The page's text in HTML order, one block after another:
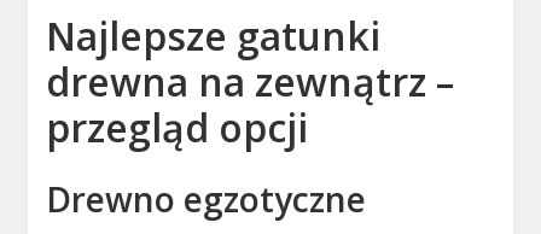
Najlepsze gatunki
drewna na zewnątrz –
przegląd opcji
Drewno egzotyczne